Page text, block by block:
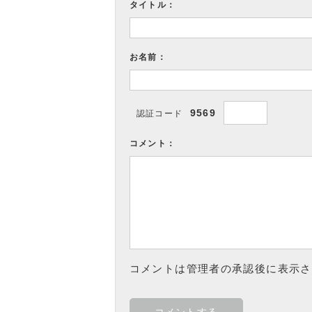
タイトル：
お名前：
認証コード 9569
コメント：
コメントは管理者の承認後に表示